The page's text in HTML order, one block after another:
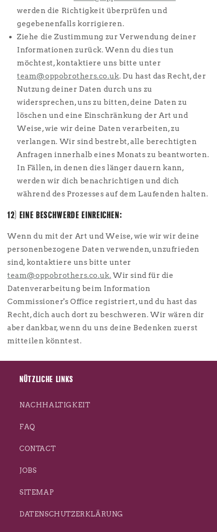
werden die Richtigkeit überprüfen und
gegebenenfalls korrigieren.
Ziehe die Zustimmung zur Verwendung deiner
Informationen zurück. Wenn du dies tun
möchtest, kontaktiere uns bitte unter
team@oppobrothers.co.uk. Du hast das Recht, der
Nutzung deiner Daten durch uns zu
widersprechen, uns zu bitten, deine Daten zu
löschen und eine Einschränkung der Art und
Weise, wie wir deine Daten verarbeiten, zu
verlangen. Wir sind bestrebt, alle berechtigten
Anfragen innerhalb eines Monats zu beantworten.
In Fällen, in denen dies länger dauern kann,
werden wir dich benachrichtigen und dich
während des Prozesses auf dem Laufenden halten.
12) EINE BESCHWERDE EINREICHEN:
Wenn du mit der Art und Weise, wie wir wir deine
personenbezogene Daten verwenden, unzufrieden
sind, kontaktiere uns bitte unter
team@oppobrothers.co.uk. Wir sind für die
Datenverarbeitung beim Information
Commissioner's Office registriert, und du hast das
Recht, dich auch dort zu beschweren. Wir wären dir
aber dankbar, wenn du uns deine Bedenken zuerst
mitteilen könntest.
NÜTZLICHE LINKS
NACHHALTIGKEIT
FAQ
CONTACT
JOBS
SITEMAP
DATENSCHUTZERKLÄRUNG